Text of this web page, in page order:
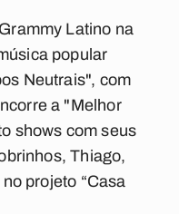
Latino na
popular
Neutrais", com
a "Melhor
shows com seus
Thiago,
projeto “Casa